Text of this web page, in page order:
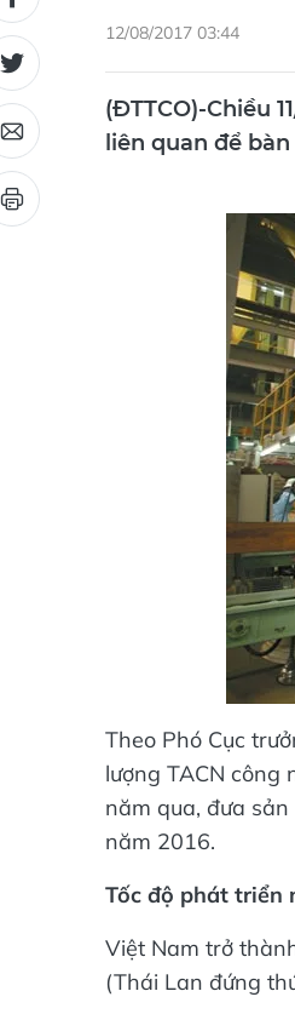
12/08/2017 03:44
(ĐTTCO)-Chiều
liên quan để
Theo Phó Cục
lượng TACN
năm qua, đưa
năm 2016.
Tốc độ phát triển
Việt Nam trở
(Thái Lan đứng